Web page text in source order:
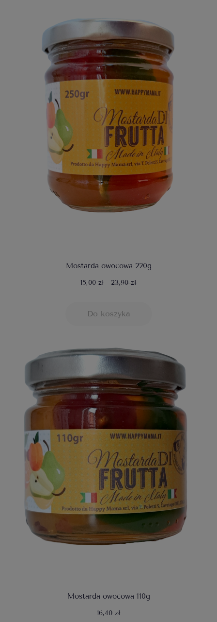
Mostarda owocowa 220g
15,00 zł 23,90 zł
Do koszyka
Mostarda owocowa 110g
16,40 zł